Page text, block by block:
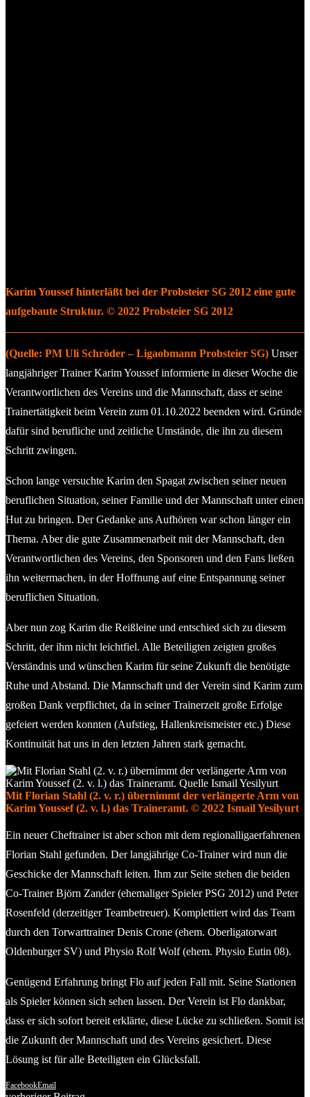
Karim Youssef hinterläßt bei der Probsteier SG 2012 eine gute
aufgebaute Struktur. © 2022 Probsteier SG 2012
(Quelle: PM Uli Schröder – Ligaobmann Probsteier SG) Unser
langjähriger Trainer Karim Youssef informierte in dieser Woche die
Verantwortlichen des Vereins und die Mannschaft, dass er seine
Trainertätigkeit beim Verein zum 01.10.2022 beenden wird. Gründe
dafür sind berufliche und zeitliche Umstände, die ihn zu diesem
Schritt zwingen.
Schon lange versuchte Karim den Spagat zwischen seiner neuen
beruflichen Situation, seiner Familie und der Mannschaft unter einen
Hut zu bringen. Der Gedanke ans Aufhören war schon länger ein
Thema. Aber die gute Zusammenarbeit mit der Mannschaft, den
Verantwortlichen des Vereins, den Sponsoren und den Fans ließen
ihn weitermachen, in der Hoffnung auf eine Entspannung seiner
beruflichen Situation.
Aber nun zog Karim die Reißleine und entschied sich zu diesem
Schritt, der ihm nicht leichtfiel. Alle Beteiligten zeigten großes
Verständnis und wünschen Karim für seine Zukunft die benötigte
Ruhe und Abstand. Die Mannschaft und der Verein sind Karim zum
großen Dank verpflichtet, da in seiner Trainerzeit große Erfolge
gefeiert werden konnten (Aufstieg, Hallenkreismeister etc.) Diese
Kontinuität hat uns in den letzten Jahren stark gemacht.
Mit Florian Stahl (2. v. r.) übernimmt der verlängerte Arm von
Karim Youssef (2. v. l.) das Traineramt. © 2022 Ismail Yesilyurt
Ein neuer Cheftrainer ist aber schon mit dem regionalligaerfahrenen
Florian Stahl gefunden. Der langjährige Co-Trainer wird nun die
Geschicke der Mannschaft leiten. Ihm zur Seite stehen die beiden
Co-Trainer Björn Zander (ehemaliger Spieler PSG 2012) und Peter
Rosenfeld (derzeitiger Teambetreuer). Komplettiert wird das Team
durch den Torwarttrainer Denis Crone (ehem. Oberligatorwart
Oldenburger SV) und Physio Rolf Wolf (ehem. Physio Eutin 08).
Genügend Erfahrung bringt Flo auf jeden Fall mit. Seine Stationen
als Spieler können sich sehen lassen. Der Verein ist Flo dankbar,
dass er sich sofort bereit erklärte, diese Lücke zu schließen. Somit ist
die Zukunft der Mannschaft und des Vereins gesichert. Diese
Lösung ist für alle Beteiligten ein Glücksfall.
FacebookEmail